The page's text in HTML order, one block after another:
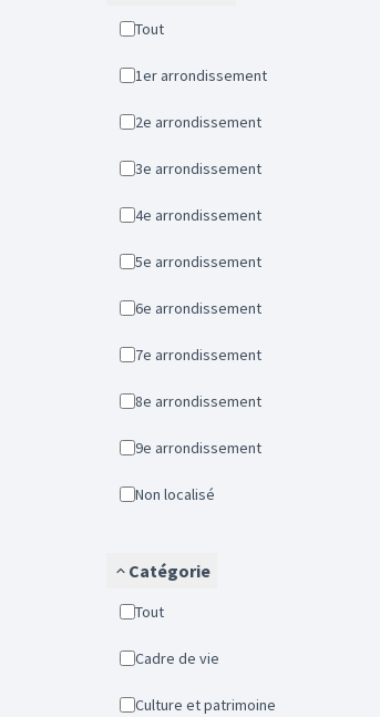
Tout
1er arrondissement
2e arrondissement
3e arrondissement
4e arrondissement
5e arrondissement
6e arrondissement
7e arrondissement
8e arrondissement
9e arrondissement
Non localisé
Catégorie
Tout
Cadre de vie
Culture et patrimoine